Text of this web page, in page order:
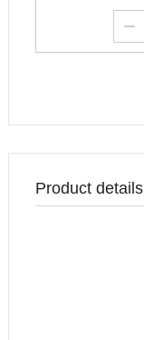
Product details